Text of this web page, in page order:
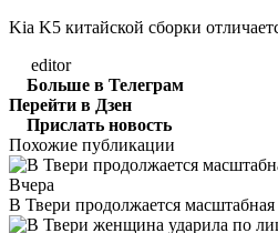
Kia K5 китайской сборки
editor
Больше в Телеграм
Перейти в Дзен
Прислать новость
Похожие публикации
Вчера
В Твери продолжается